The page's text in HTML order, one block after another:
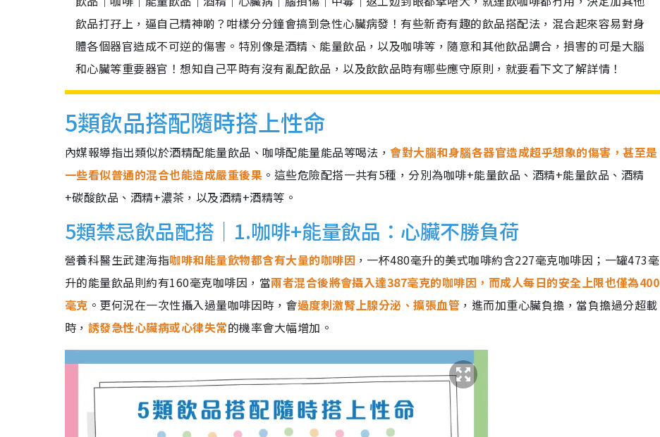
飲品打孖上，逼自己精神啲？咁樣分分鐘會搞到急性心臟病發！有些新奇有趣的飲品搭配法，混合起來容易對身
體各個器官造成不可逆的傷害。特別像是酒精、能量飲品，以及咖啡等，隨意和其他飲品調合，損害的可是大腦
和心臟等重要器官！想知自己平時有沒有亂配飲品，以及飲飲品時有哪些應守原則，就要看下文了解詳情！
5類飲品搭配隨時搭上性命
內媒報導指出類似於酒精配能量飲品、咖啡配能量能品等喝法，會對大腦和身腦各器官造成超乎想象的傷害，甚至是
一些看似普通的混合也能造成嚴重後果 。這些危險配搭一共有5種，分別為咖啡+能量飲品、酒精+能量飲品、酒精
+碳酸飲品、酒精+濃茶，以及酒精+酒精等。
5類禁忌飲品配搭｜1.咖啡+能量飲品：心臟不勝負荷
營養科醫生武建海指咖啡和能量飲物都含有大量的咖啡因 ，一杯480毫升的美式咖啡約含227毫克咖啡因；一罐473毫
升的能量飲品則約有160毫克咖啡因，當兩者混合後將會攝入達387毫克的咖啡因，而成人每日的安全上限也僅為400
毫克 。更何況在一次性攝入過量咖啡因時，會過度刺激腎上腺分泌、擴張血管 ，進而加重心臟負擔，當負擔過分超載
時， 誘發急性心臟病或心律失常的機率會大幅增加。